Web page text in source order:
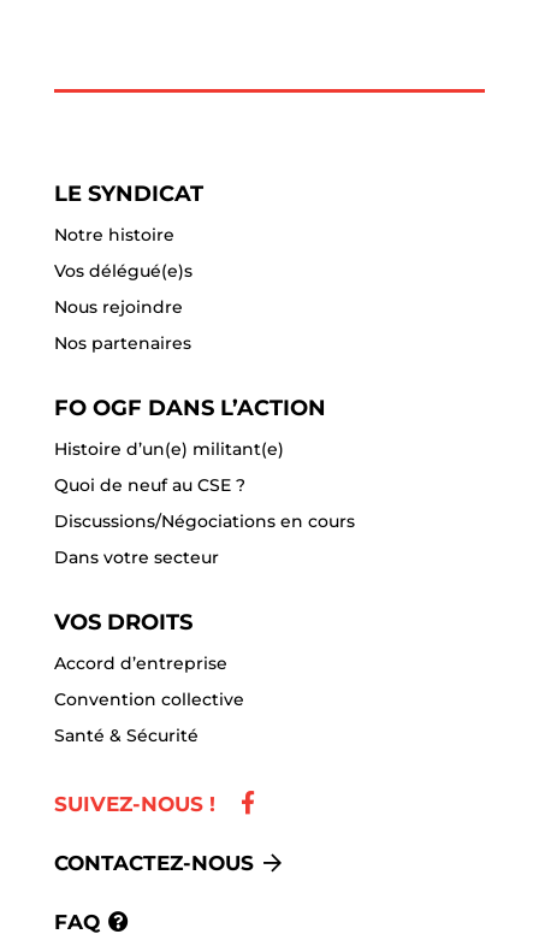
LE SYNDICAT
Notre histoire
Vos délégué(e)s
Nous rejoindre
Nos partenaires
FO OGF DANS L’ACTION
Histoire d’un(e) militant(e)
Quoi de neuf au CSE ?
Discussions/Négociations en cours
Dans votre secteur
VOS DROITS
Accord d’entreprise
Convention collective
Santé & Sécurité
SUIVEZ-NOUS !
CONTACTEZ-NOUS
FAQ